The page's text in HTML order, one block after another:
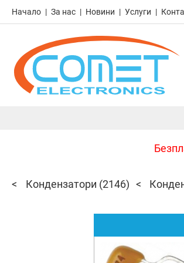
Начало За нас Новини Услуги
Кондензатори (2146)